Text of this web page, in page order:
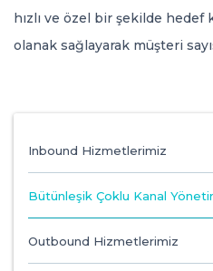
Inbound Hizmetlerimiz
Bütünleşik Çoklu Kanal
Outbound Hizmetlerimiz
hızlı ve özel bir şekilde hedef
olanak sağlayarak müşteri